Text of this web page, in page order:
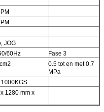
JOG
60Hz
Fase 3
0.5 tot en met 0,7
MPa
1280 mm x